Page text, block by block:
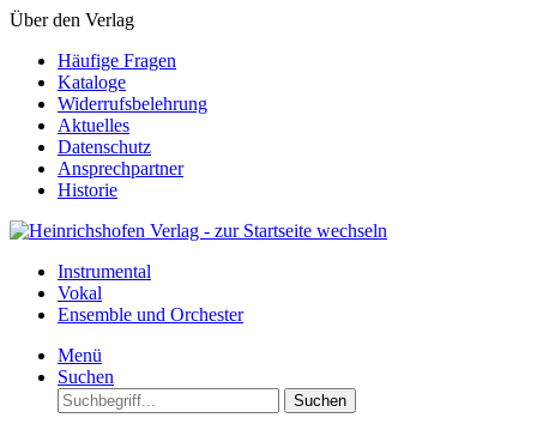
Über den Verlag
Häufige Fragen
Kataloge
Widerrufsbelehrung
Aktuelles
Datenschutz
Ansprechpartner
Historie
Instrumental
Vokal
Ensemble und Orchester
Menü
Suchen
Suchen